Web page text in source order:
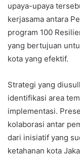
upaya-upaya
kerjasama antara
program 100
yang bertujuan
kota yang efektif.
Strategi yang
identifikasi area
implementasi.
kolaborasi antar
dari inisiatif yang
ketahanan kota